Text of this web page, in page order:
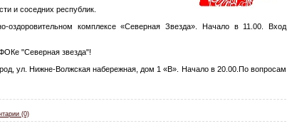
и соседних республик.
оздоровительном комплексе «Северная Звезда». Начало в 11.00. Вход
"Северная звезда"!
ул. Нижне-Волжская набережная, дом 1 «В». Начало в 20.00.По вопросам
(0)